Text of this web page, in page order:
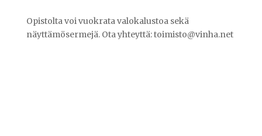
Opistolta voi vuokrata valokalustoa sekä
näyttämösermejä. Ota yhteyttä: toimisto@vinha.net